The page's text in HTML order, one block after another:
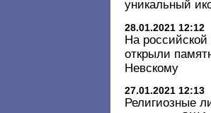
уникальный
28.01.2021 12:12
На
открыли
Невскому
27.01.2021 12:13
Религиозные